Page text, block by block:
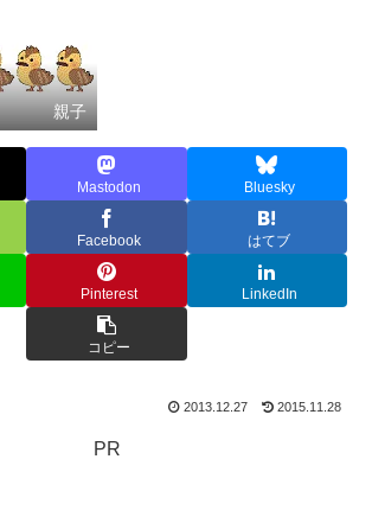
親子
Mastodon Bluesky
Facebook はてブ
Pinterest LinkedIn
コピー
2013.12.27 2015.11.28
PR